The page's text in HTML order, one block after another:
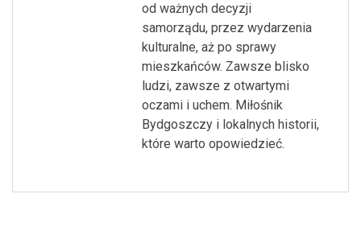
od ważnych decyzji
samorządu, przez wydarzenia
kulturalne, aż po sprawy
mieszkańców. Zawsze blisko
ludzi, zawsze z otwartymi
oczami i uchem. Miłośnik
Bydgoszczy i lokalnych historii,
które warto opowiedzieć.